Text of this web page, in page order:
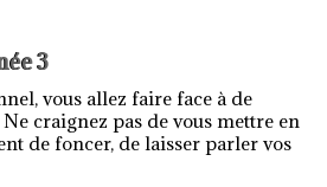
3
craignez pas de vous mettre en
de foncer, de laisser parler vos